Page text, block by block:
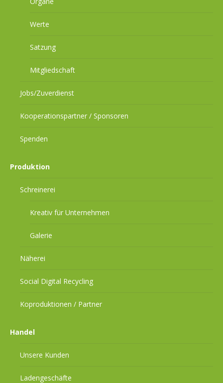
Werte
Satzung
Mitgliedschaft
Jobs/Zuverdienst
Kooperationspartner / Sponsoren
Spenden
Produktion
Schreinerei
Kreativ für Unternehmen
Galerie
Näherei
Social Digital Recycling
Koproduktionen / Partner
Handel
Unsere Kunden
Ladengeschäfte